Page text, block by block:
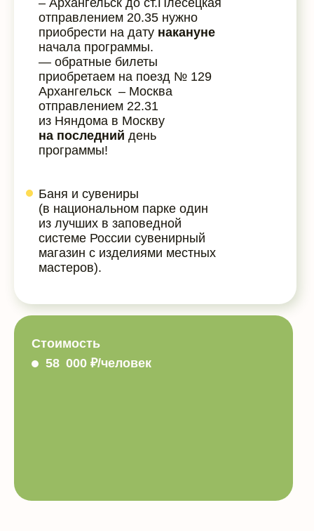
58 000 ₽/человек
Стоимость
– Архангельск до ст.Плесецкая
отправлением 20.35 нужно
приобрести на дату накануне
начала программы.
— обратные билеты
приобретаем на поезд № 129
Архангельск – Москва
отправлением 22.31
из Няндома в Москву
на последний день
программы!
Баня и сувениры
(в национальном парке один
из лучших в заповедной
системе России сувенирный
магазин с изделиями местных
мастеров).